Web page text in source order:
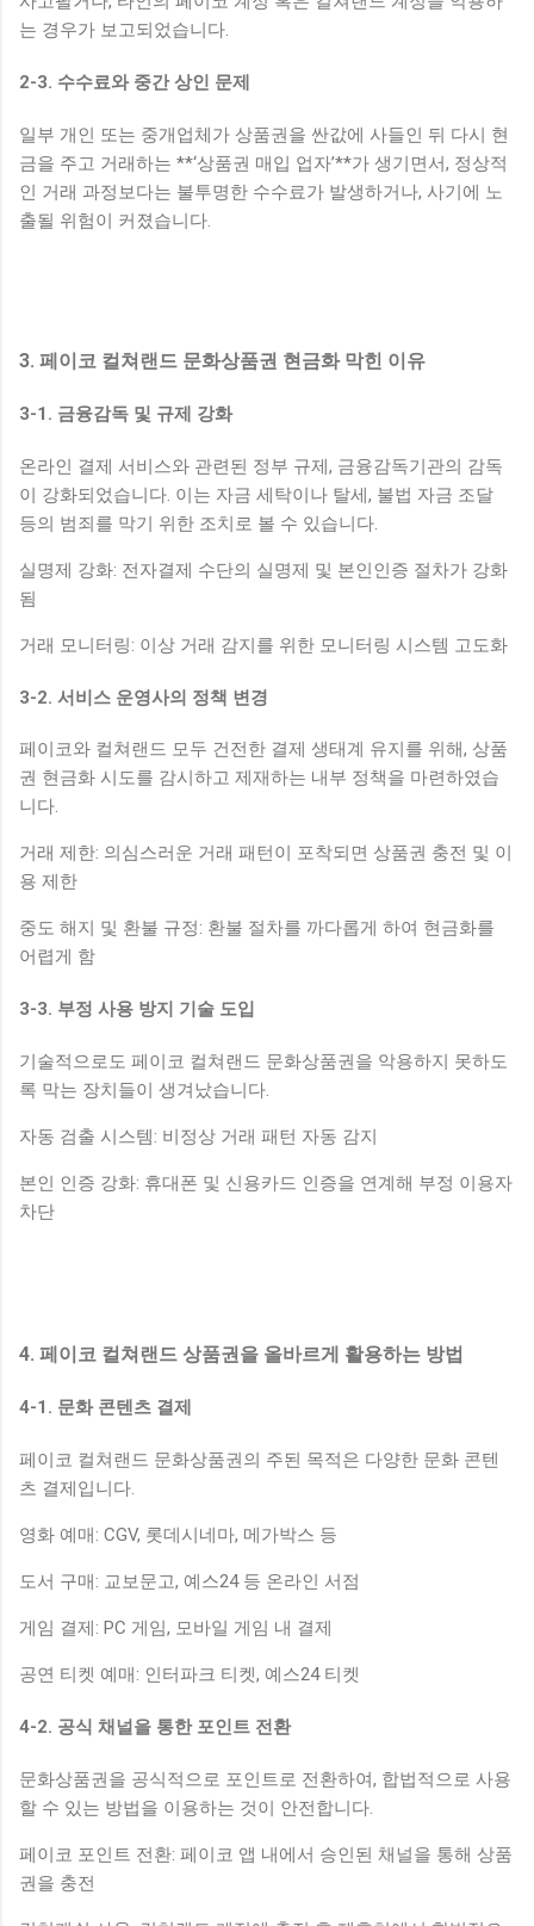
는 경우가 보고되었습니다.
2-3. 수수료와 중간 상인 문제
일부 개인 또는 중개업체가 상품권을 싼값에 사들인 뒤 다시 현
금을 주고 거래하는 **‘상품권 매입 업자’**가 생기면서, 정상적
인 거래 과정보다는 불투명한 수수료가 발생하거나, 사기에 노
출될 위험이 커졌습니다.
3. 페이코 컬쳐랜드 문화상품권 현금화 막힌 이유
3-1. 금융감독 및 규제 강화
온라인 결제 서비스와 관련된 정부 규제, 금융감독기관의 감독
이 강화되었습니다. 이는 자금 세탁이나 탈세, 불법 자금 조달
등의 범죄를 막기 위한 조치로 볼 수 있습니다.
실명제 강화: 전자결제 수단의 실명제 및 본인인증 절차가 강화
됨
거래 모니터링: 이상 거래 감지를 위한 모니터링 시스템 고도화
3-2. 서비스 운영사의 정책 변경
페이코와 컬쳐랜드 모두 건전한 결제 생태계 유지를 위해, 상품
권 현금화 시도를 감시하고 제재하는 내부 정책을 마련하였습
니다.
거래 제한: 의심스러운 거래 패턴이 포착되면 상품권 충전 및 이
용 제한
중도 해지 및 환불 규정: 환불 절차를 까다롭게 하여 현금화를
어렵게 함
3-3. 부정 사용 방지 기술 도입
기술적으로도 페이코 컬쳐랜드 문화상품권을 악용하지 못하도
록 막는 장치들이 생겨났습니다.
자동 검출 시스템: 비정상 거래 패턴 자동 감지
본인 인증 강화: 휴대폰 및 신용카드 인증을 연계해 부정 이용자
차단
4. 페이코 컬쳐랜드 상품권을 올바르게 활용하는 방법
4-1. 문화 콘텐츠 결제
페이코 컬쳐랜드 문화상품권의 주된 목적은 다양한 문화 콘텐
츠 결제입니다.
영화 예매: CGV, 롯데시네마, 메가박스 등
도서 구매: 교보문고, 예스24 등 온라인 서점
게임 결제: PC 게임, 모바일 게임 내 결제
공연 티켓 예매: 인터파크 티켓, 예스24 티켓
4-2. 공식 채널을 통한 포인트 전환
문화상품권을 공식적으로 포인트로 전환하여, 합법적으로 사용
할 수 있는 방법을 이용하는 것이 안전합니다.
페이코 포인트 전환: 페이코 앱 내에서 승인된 채널을 통해 상품
권을 충전